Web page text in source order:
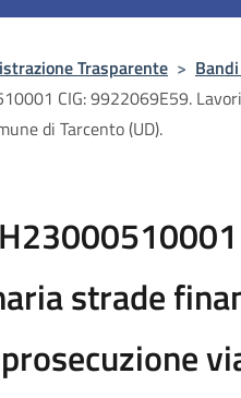
Trasparente >
CIG: 9922069E59.
di Tarcento (UD).
strade